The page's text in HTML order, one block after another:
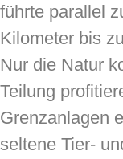
führte parallel
Kilometer bis
Nur die Natur
Teilung
Grenzanlagen
seltene Tier-